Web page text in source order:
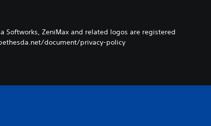
Softworks, ZeniMax and related logos are registered
document/privacy-policy